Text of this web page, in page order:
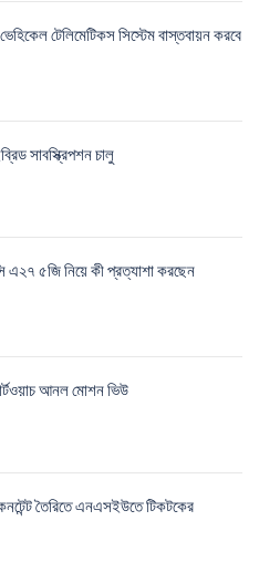
টেলিমেটিকস সিস্টেম বাস্তবায়ন করবে
সাবস্ক্রিপশন চালু
এ২৭ ৫জি নিয়ে কী প্রত্যাশা করছেন
আনল মোশন ভিউ
তৈরিতে এনএসইউতে টিকটকের